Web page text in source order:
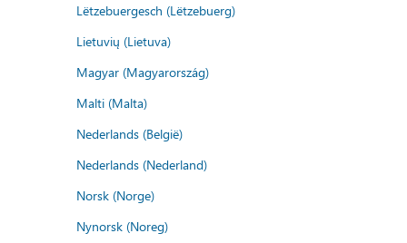
Lëtzebuergesch (Lëtzebuerg)
Lietuvių (Lietuva)
Magyar (Magyarország)
Malti (Malta)
Nederlands (België)
Nederlands (Nederland)
Norsk (Norge)
Nynorsk (Noreg)